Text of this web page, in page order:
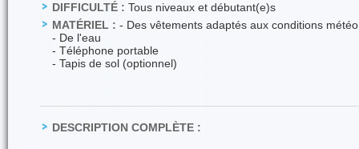
DIFFICULTÉ : Tous niveaux et débutant(e)s
MATÉRIEL : - Des vêtements adaptés aux conditions météo
- De l'eau
- Téléphone portable
- Tapis de sol (optionnel)
DESCRIPTION COMPLÈTE :